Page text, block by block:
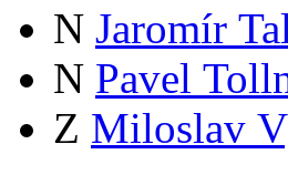
N Jaromír
N Pavel
Z Miloslav